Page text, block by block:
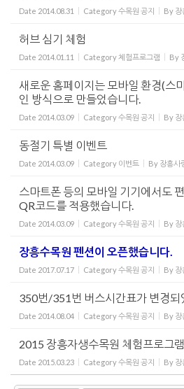
Date 2014.08.31 Category수목원 공지 By 장
허브 심기 체험
Date 2014.01.11 Category 체험프로그램 By
새로운 홈페이지는 모바일 환경(스
인 방식으로 만들었습니다.
Date 2014.03.09 Category수목원 공지 By 장
동절기 특별 이벤트
Date 2014.03.09 Category 이벤트 By 장흥사
스마트폰 등의 모바일 기기에서도
QR코드를 적용했습니다.
Date 2014.03.09 Category수목원 공지 By 장
장흥수목원 펜션이 오픈했습니다.
Date 2017.07.17 Category수목원 공지 By 장
350번/351번 버스시간표가 변경
Date 2014.08.04 Category수목원 공지 By 장
2015 장흥자생수목원 체험프로그
Date 2015.03.23 Category수목원 공지 By 장